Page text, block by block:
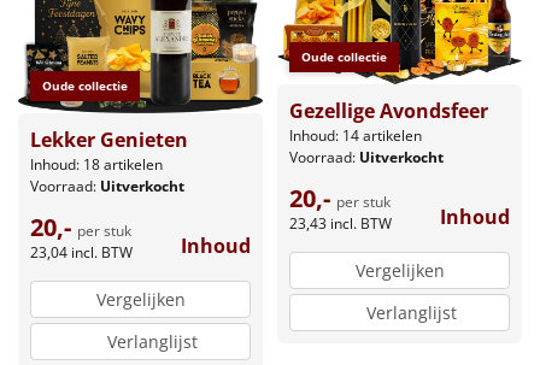
Oude collectie
Lekker Genieten
Inhoud: 18 artikelen
Voorraad: Uitverkocht
20,- per stuk
23,04 incl. BTW Inhoud
Vergelijken
Verlanglijst
Oude collectie
Gezellige Avondsfeer
Inhoud: 14 artikelen
Voorraad: Uitverkocht
20,- per stuk
23,43 incl. BTW Inhoud
Vergelijken
Verlanglijst